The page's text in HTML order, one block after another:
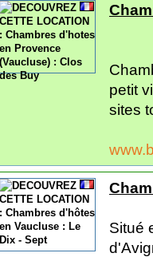
petit
sites
Situé